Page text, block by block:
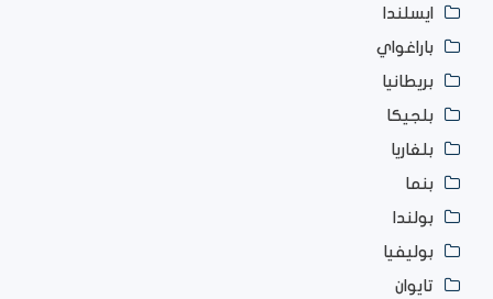
ايسلندا
باراغواي
بريطانيا
بلجيكا
بلغاريا
بنما
بولندا
بوليفيا
تايوان